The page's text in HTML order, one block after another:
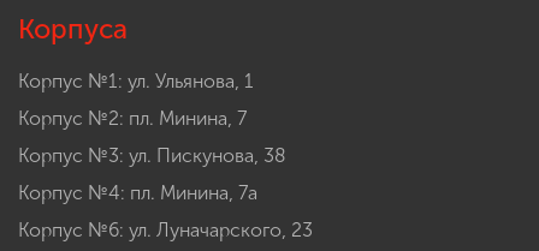
Корпуса
Корпус №1: ул. Ульянова, 1
Корпус №2: пл. Минина, 7
Корпус №3: ул. Пискунова, 38
Корпус №4: пл. Минина, 7а
Корпус №6: ул. Луначарского, 23